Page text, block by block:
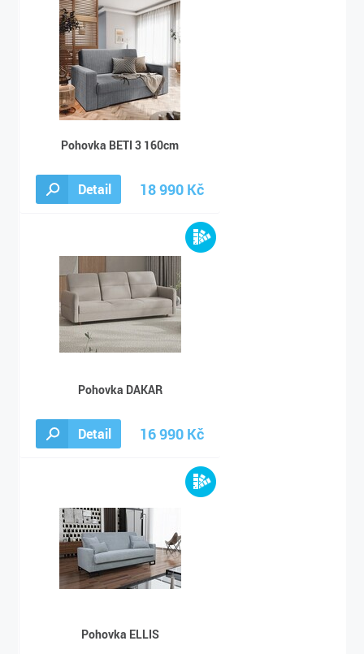
Pohovka BETI 3 160cm
Detail 18 990 Kč
24 690 Kč
Pohovka DAKAR
Detail 16 990 Kč
22 090 Kč
Pohovka ELLIS